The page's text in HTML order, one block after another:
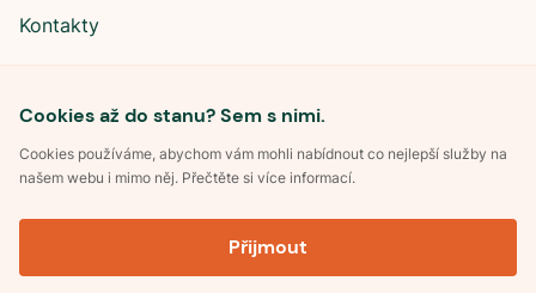
Cookies až do stanu? Sem s nimi.
Cookies používáme, abychom vám mohli nabídnout co nejlepší služby na
našem webu i mimo něj. Přečtěte si více informací.
Přijmout
Kontakty